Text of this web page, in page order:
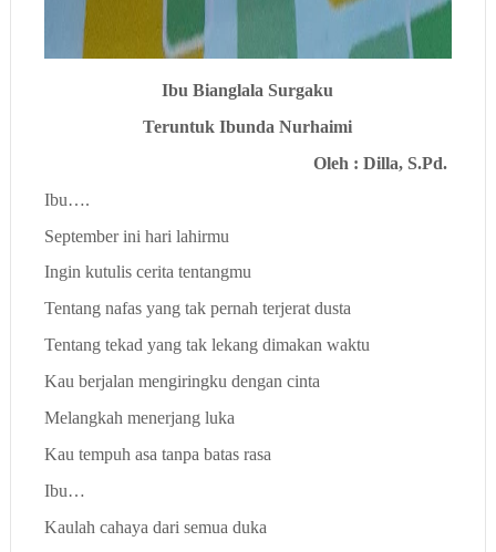
Ibu Bianglala Surgaku
Teruntuk Ibunda Nurhaimi
Oleh : Dilla, S.Pd.
Ibu….
September ini hari lahirmu
Ingin kutulis cerita tentangmu
Tentang nafas yang tak pernah terjerat dusta
Tentang tekad yang tak lekang dimakan waktu
Kau berjalan mengiringku dengan cinta
Melangkah menerjang luka
Kau tempuh asa tanpa batas rasa
Ibu…
Kaulah cahaya dari semua duka